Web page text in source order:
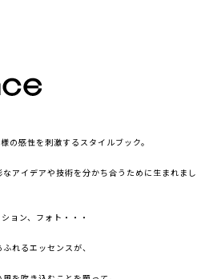
の感性を刺激するスタイルブック。
アイデアや技術を分かち合うために生まれまし
ョン、フォト・・・
れるエッセンスが、